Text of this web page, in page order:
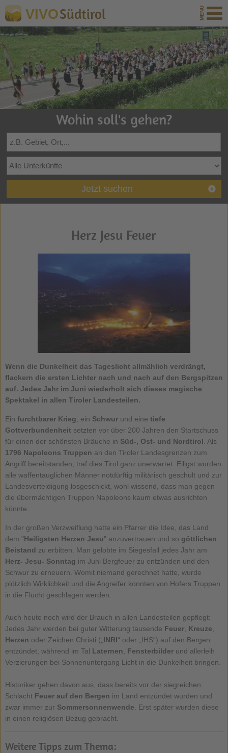
VIVOSüdtirol
Wohin soll's gehen?
Jetzt suchen
Herz Jesu Feuer
Wenn die Dunkelheit das Tageslicht allmählich verdrängt,
flackern die ersten Lichter nach und nach auf den Bergspitzen
auf. Jedes Jahr im Juni wiederholt sich dieses magische
Spektakel in allen Tiroler Landesteilen.
Ein furchtbarer Krieg , ein Schwurund eine tiefe
Gottverbundenheit setzten vor über 200 Jahren den Startschuss
für einen der schönsten Bräuche in Süd-, Ost- und Nordtirol . Als
1796 Napoleons Truppen an den Tiroler Landesgrenzen zum
Angriff bereitstanden, traf dies Tirol ganz unerwartet. Eiligst wurden
alle waffentauglichen Männer notdürftig militärisch geschult und zur
Landesverteidigung losgeschickt, wohl wissend, dass man gegen
die übermächtigen Truppen Napoleons kaum etwas ausrichten
könnte.
In der großen Verzweiflung hatte ein Pfarrer die Idee, das Land
dem "Heiligsten Herzen Jesu" anzuvertrauen und so göttlichen
Beistand zu erbitten. Man gelobte im Siegesfall jedes Jahr am
Herz- Jesu- Sonntag im Juni Bergfeuer zu entzünden und den
Schwur zu erneuern. Womit niemand gerechnet hatte, wurde
plötzlich Wirklichkeit und die Angreifer konnten von Hofers Truppen
in die Flucht geschlagen werden.
Auch heute noch wird der Brauch in allen Landesteilen gepflegt:
Jedes Jahr werden bei guter Witterung tausende Feuer, Kreuze
Herzen oder Zeichen Christi („ INRI“ oder „IHS“) auf den Bergen
entzündet, während im Tal Laternen Fensterbilderund allerleih
Verzierungen bei Sonnenuntergang Licht in die Dunkelheit bringen.
Historiker gehen davon aus, dass bereits vor der siegreichen
Schlacht Feuer auf den Bergen im Land entzündet wurden und
zwar immer zur Sommersonnenwende . Erst später wurden diese
in einen religiösen Bezug gebracht.
Weitere Tipps zum Thema: